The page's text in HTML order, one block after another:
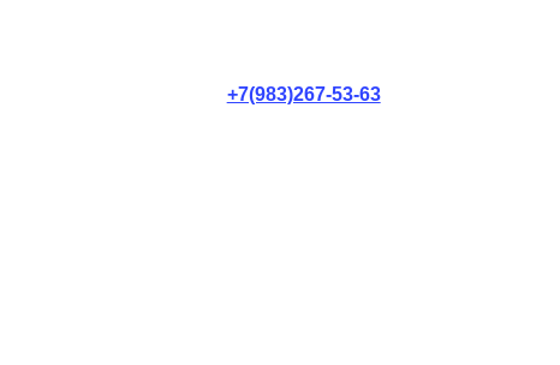
+7(983)267-53-63